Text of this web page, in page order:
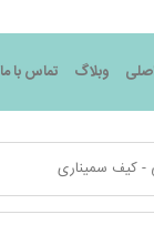
وبلاگ تماس با ما
کیف سمیناری